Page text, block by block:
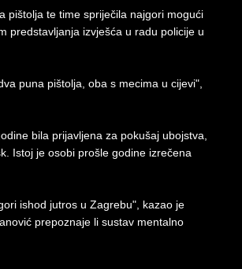
pištolja te time spriječila najgori mogući
predstavljanja izvješća u radu policije u
puna pištolja, oba s mecima u cijevi",
bila prijavljena za pokušaj ubojstva,
Istoj je osobi prošle godine izrečena
ishod jutros u Zagrebu", kazao je
prepoznaje li sustav mentalno